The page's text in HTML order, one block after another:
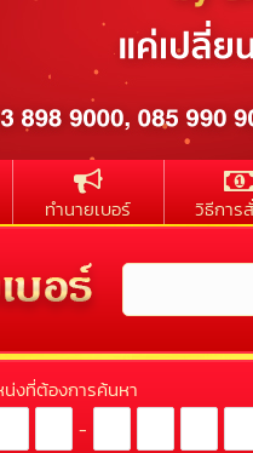
ทำนายเบอร์ วิธีการ
น่งที่ต้องการค้นหา
-